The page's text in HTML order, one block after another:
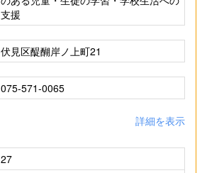
支援
伏見区醍醐岸ノ上町21
075-571-0065
詳細を表示
27